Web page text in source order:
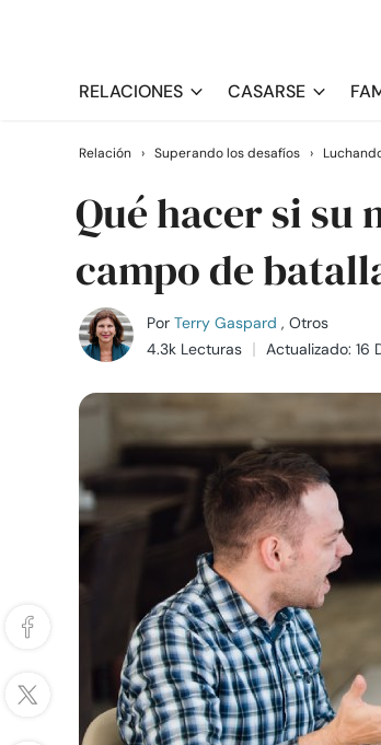
RELACIONES CASARSE
Relación › Superando los desafíos ›
Qué hacer si
campo de
Por Terry Gaspard , Otros
4.3k Lecturas
Actualizado: 16